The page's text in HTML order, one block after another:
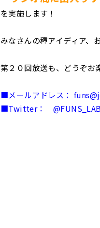
を実施します！
みなさんの種アイディア、
第２０回放送も、どうぞお
■メールアドレス：
■Twitter：